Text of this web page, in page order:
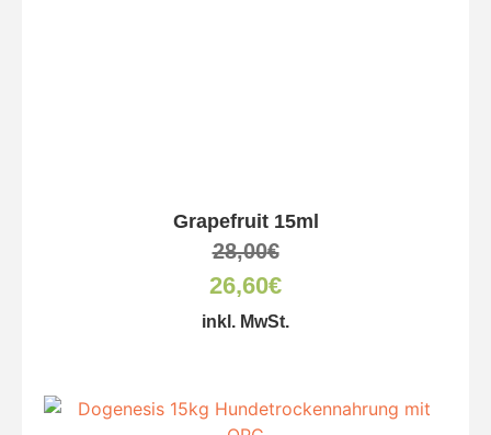
Grapefruit 15ml
28,00€
26,60€
inkl. MwSt.